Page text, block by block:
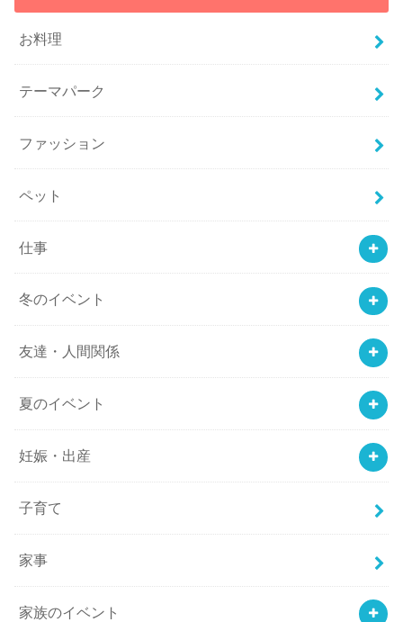
お料理
テーマパーク
ファッション
ペット
仕事
冬のイベント
友達・人間関係
夏のイベント
妊娠・出産
子育て
家事
家族のイベント